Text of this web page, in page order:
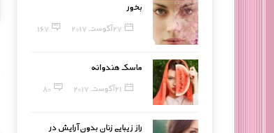
بخور
27 آگوست, 2017 167
ماسک هندوانه
21 آگوست, 2017 80
راز زیبایی زنان بدون آرایش در